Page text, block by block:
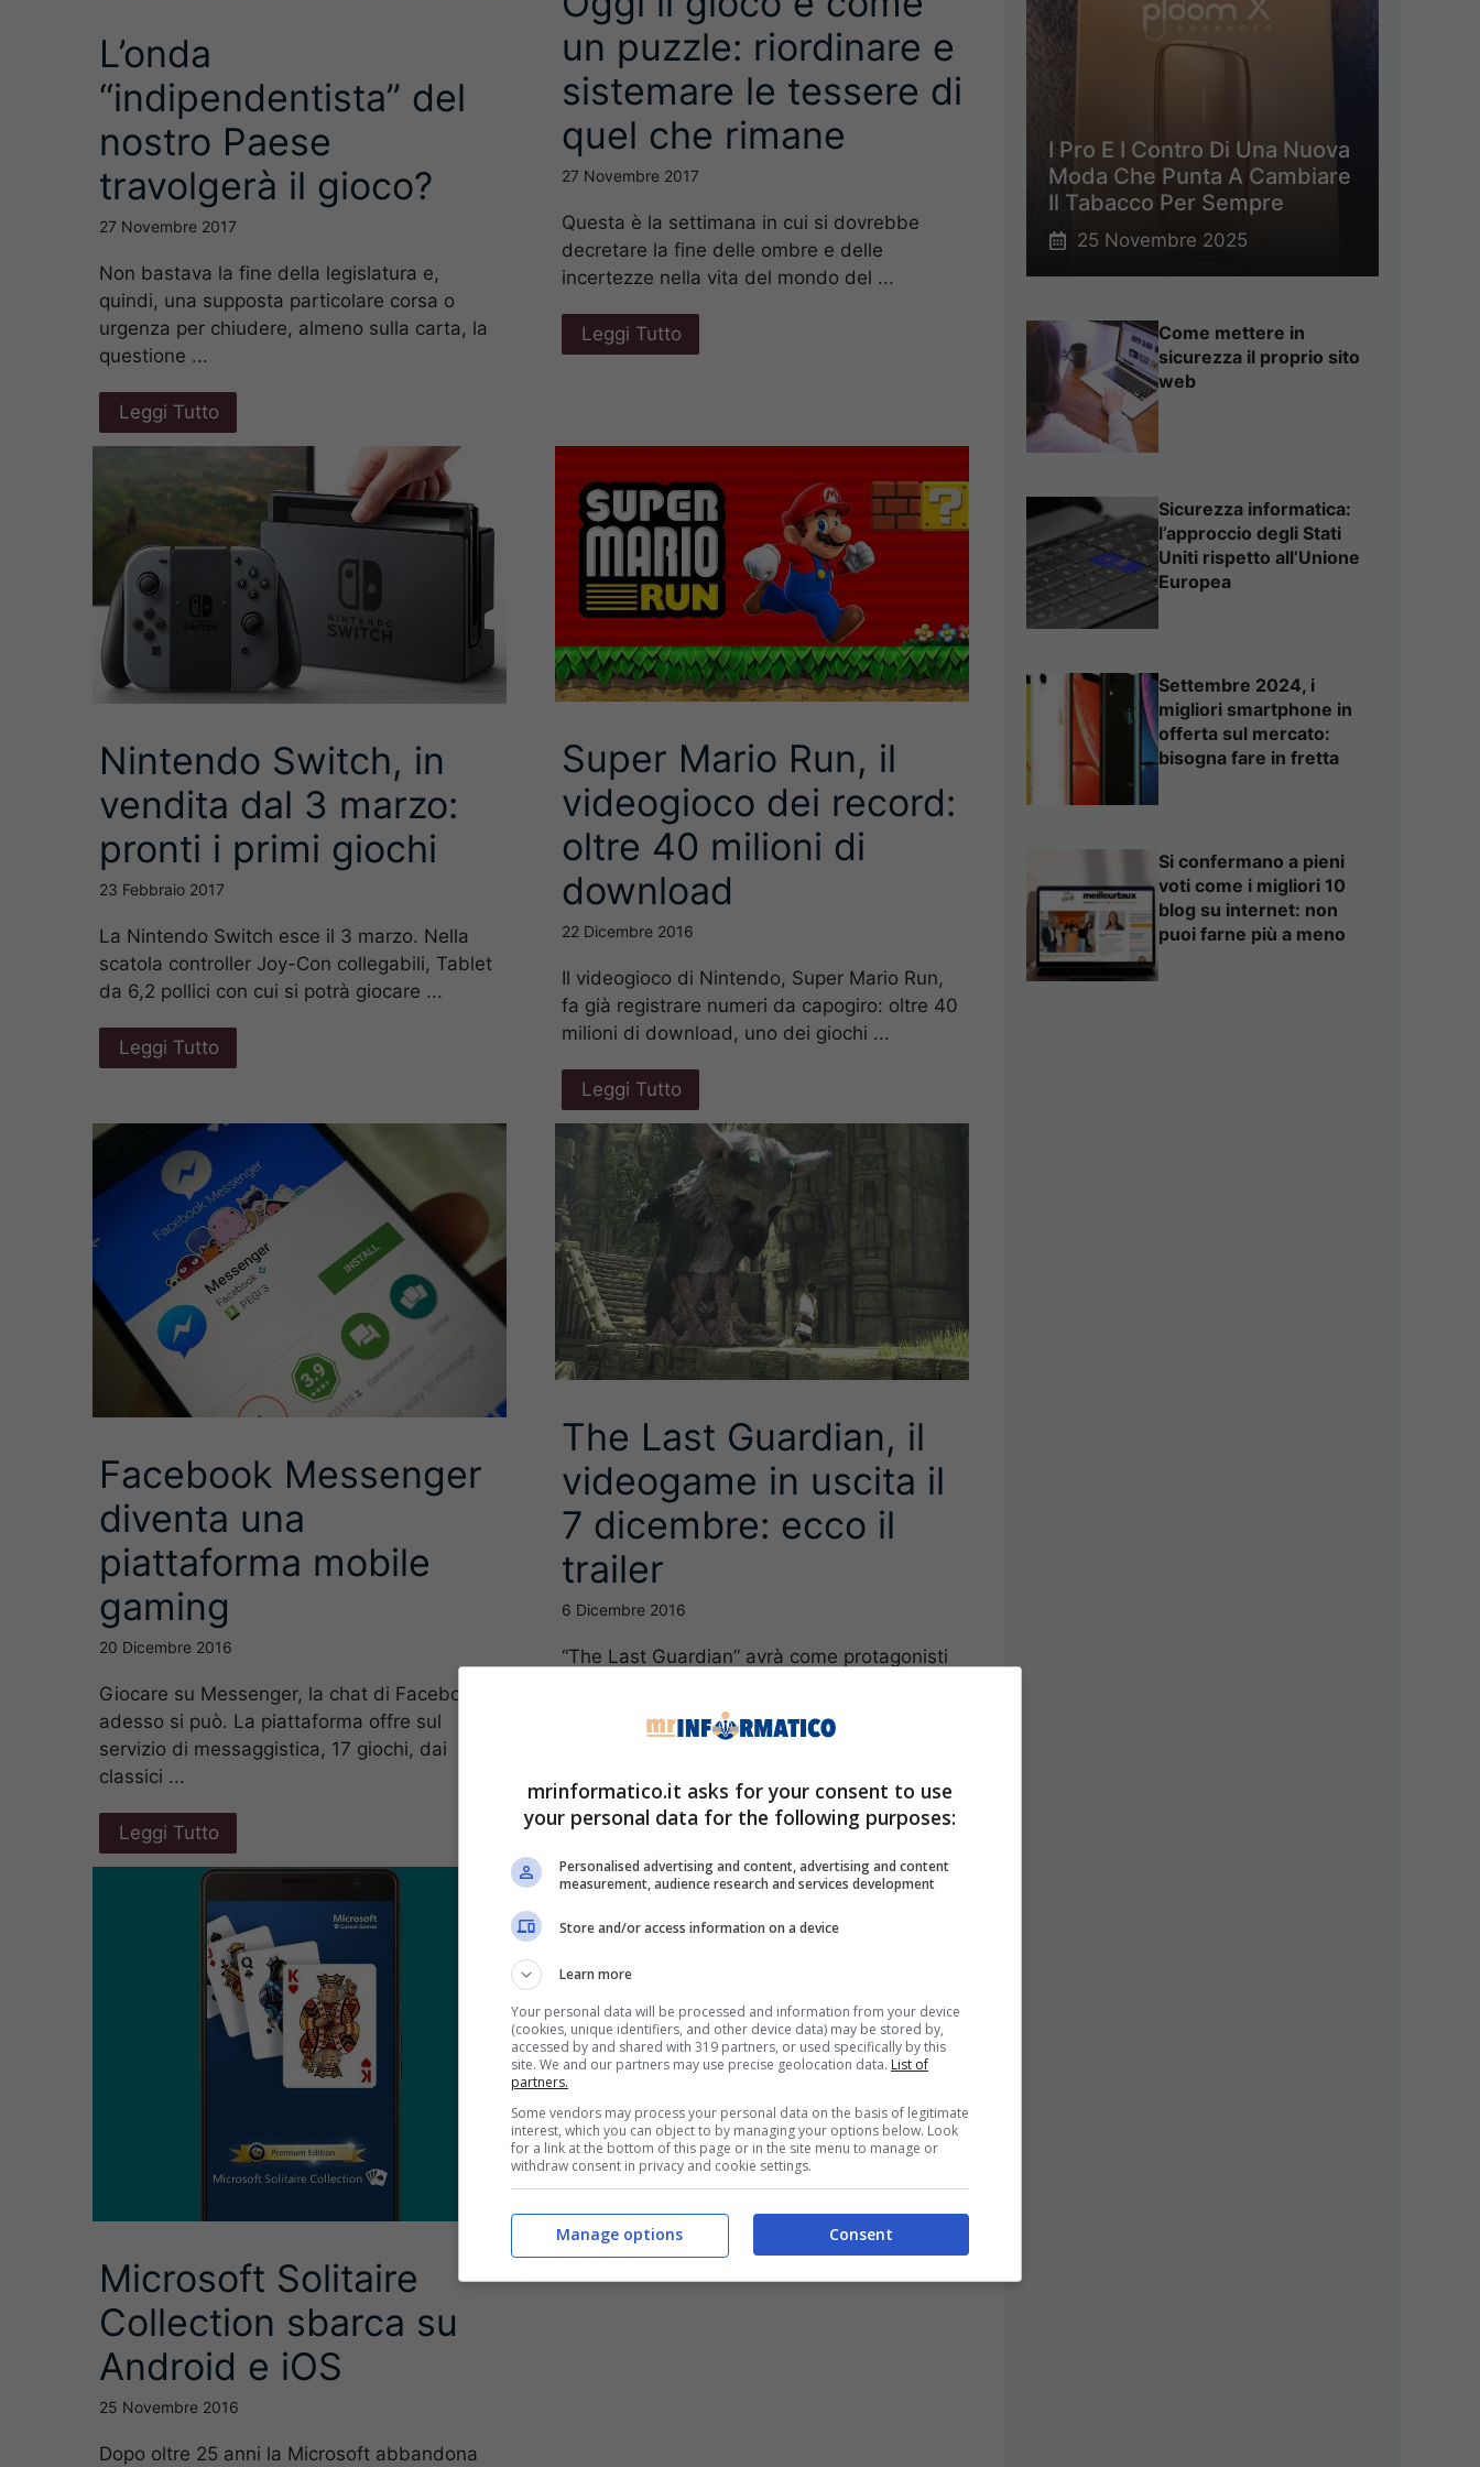
L’onda
“indipendentista” del
nostro Paese
travolgerà il gioco?
27 Novembre 2017
Non bastava la fine della legislatura e,
quindi, una supposta particolare corsa o
urgenza per chiudere, almeno sulla carta, la
questione ...
Leggi Tutto
un puzzle: riordinare e
sistemare le tessere di
quel che rimane
27 Novembre 2017
Questa è la settimana in cui si dovrebbe
decretare la fine delle ombre e delle
incertezze nella vita del mondo del ...
Leggi Tutto
Nintendo Switch, in
vendita dal 3 marzo:
pronti i primi giochi
23 Febbraio 2017
La Nintendo Switch esce il 3 marzo. Nella
scatola controller Joy-Con collegabili, Tablet
da 6,2 pollici con cui si potrà giocare ...
Leggi Tutto
Super Mario Run, il
videogioco dei record:
oltre 40 milioni di
download
22 Dicembre 2016
Il videogioco di Nintendo, Super Mario Run,
fa già registrare numeri da capogiro: oltre 40
milioni di download, uno dei giochi ...
Leggi Tutto
Facebook Messenger
diventa una
piattaforma mobile
gaming
20 Dicembre 2016
Giocare su Messenger, la chat di Facebook?
adesso si può. La piattaforma offre sul
servizio di messaggistica, 17 giochi, dai
classici ...
Leggi Tutto
The Last Guardian, il
videogame in uscita il
7 dicembre: ecco il
trailer
6 Dicembre 2016
“The Last Guardian” avrà come protagonisti
diroccato. Nel videogioco non ci sono
dialoghi ...
Leggi Tutto
Microsoft Solitaire
Collection sbarca su
Android e iOS
25 Novembre 2016
Dopo oltre 25 anni la Microsoft abbandona
I Pro E I Contro Di Una Nuova
Moda Che Punta A Cambiare
Il Tabacco Per Sempre
25 Novembre 2025
Come mettere in
sicurezza il proprio sito
web
Sicurezza informatica:
l’approccio degli Stati
Uniti rispetto all’Unione
Europea
Settembre 2024, i
migliori smartphone in
offerta sul mercato:
bisogna fare in fretta
Si confermano a pieni
voti come i migliori 10
blog su internet: non
puoi farne più a meno
mrinformatico.it asks for your consent to use
your personal data for the following purposes:
Personalised advertising and content, advertising and content
measurement, audience research and services development
Store and/or access information on a device
Learn more
Your personal data will be processed and information from your device
(cookies, unique identifiers, and other device data) may be stored by,
accessed by and shared with 319 partners, or used specifically by this
site. We and our partners may use precise geolocation data. List of
partners.
Some vendors may process your personal data on the basis of legitimate
interest, which you can object to by managing your options below. Look
for a link at the bottom of this page or in the site menu to manage or
withdraw consent in privacy and cookie settings.
Consent
Manage options